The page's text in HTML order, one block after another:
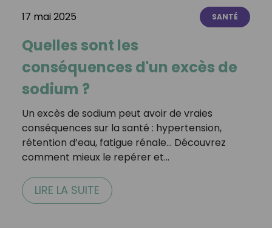
17 mai 2025 SANTÉ
Quelles sont les
conséquences d'un excès de
sodium ?
Un excès de sodium peut avoir de vraies
conséquences sur la santé : hypertension,
rétention d’eau, fatigue rénale... Découvrez
comment mieux le repérer et…
LIRE LA SUITE